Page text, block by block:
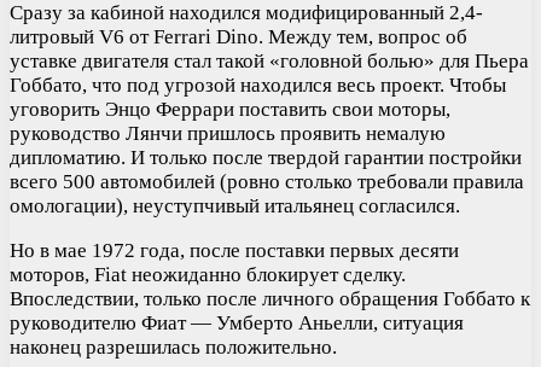
Сразу за кабиной находился модифицированный 2,4-
литровый V6 от Ferrari Dino. Между тем, вопрос об
уставке двигателя стал такой «головной болью» для Пьера
Гоббато, что под угрозой находился весь проект. Чтобы
уговорить Энцо Феррари поставить свои моторы,
руководство Лянчи пришлось проявить немалую
дипломатию. И только после твердой гарантии постройки
всего 500 автомобилей (ровно столько требовали правила
омологации), неуступчивый итальянец согласился.
Но в мае 1972 года, после поставки первых десяти
моторов, Fiat неожиданно блокирует сделку.
Впоследствии, только после личного обращения Гоббато к
руководителю Фиат — Умберто Аньелли, ситуация
наконец разрешилась положительно.